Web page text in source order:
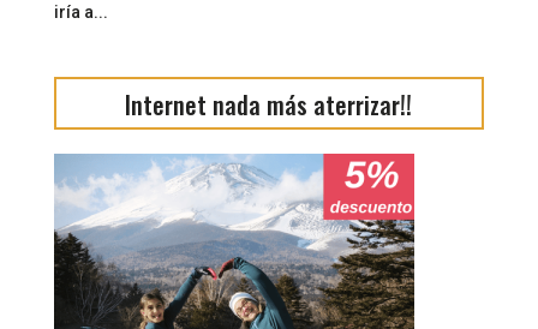
iría a...
Internet nada más aterrizar!!